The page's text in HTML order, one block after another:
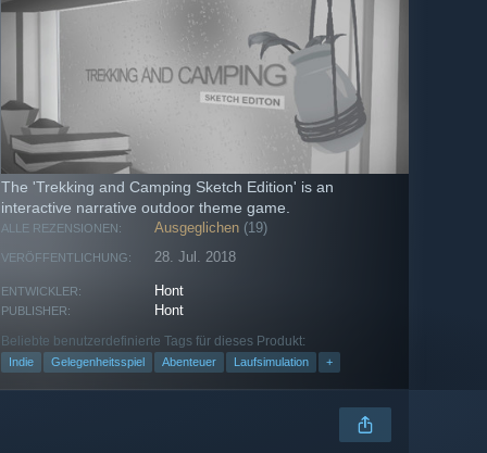
The 'Trekking and Camping Sketch Edition' is an
interactive narrative outdoor theme game.
ALLE REZENSIONEN: Ausgeglichen (19)
VERÖFFENTLICHUNG: 28. Jul. 2018
ENTWICKLER: Hont
PUBLISHER: Hont
Beliebte benutzerdefinierte Tags für dieses Produkt:
Indie Gelegenheitsspiel Abenteuer Laufsimulation +